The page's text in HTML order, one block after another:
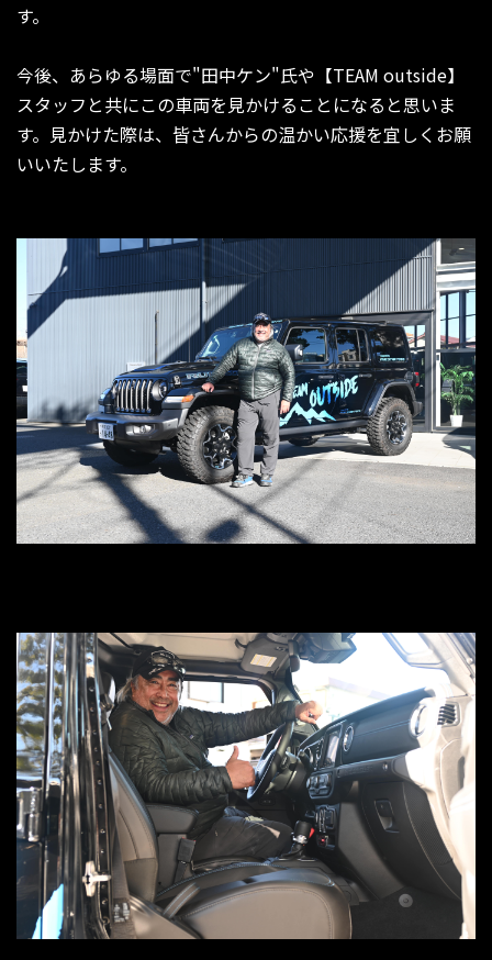
す。
今後、あらゆる場面で"田中ケン"氏や【TEAM outside】
スタッフと共にこの車両を見かけることになると思いま
す。見かけた際は、皆さんからの温かい応援を宜しくお願
いいたします。